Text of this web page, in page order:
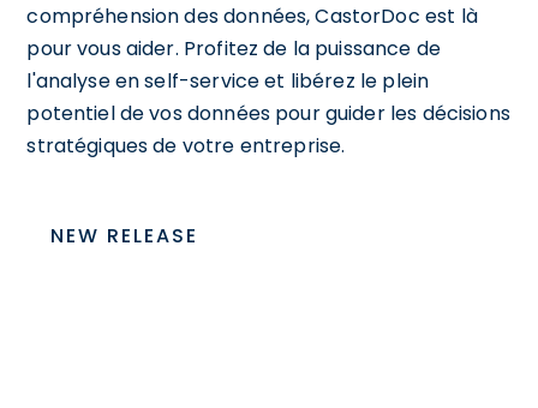
compréhension des données, CastorDoc est là
pour vous aider. Profitez de la puissance de
l'analyse en self-service et libérez le plein
potentiel de vos données pour guider les décisions
stratégiques de votre entreprise.
NEW RELEASE